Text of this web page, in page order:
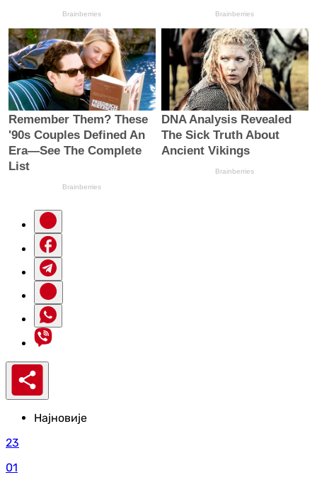
Најновије
23
01